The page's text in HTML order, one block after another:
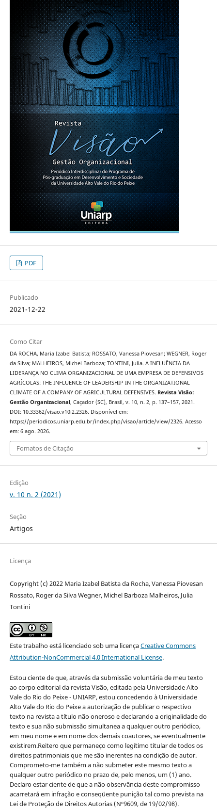
PDF
Publicado
2021-12-22
Como Citar
DA ROCHA, Maria Izabel Batista; ROSSATO, Vanessa Piovesan; WEGNER, Roger
da Silva; MALHEIROS, Michel Barboza; TONTINI, Julia. A INFLUÊNCIA DA
LIDERANÇA NO CLIMA ORGANIZACIONAL DE UMA EMPRESA DE DEFENSIVOS
AGRÍCOLAS: THE INFLUENCE OF LEADERSHIP IN THE ORGANIZATIONAL
CLIMATE OF A COMPANY OF AGRICULTURAL DEFENSIVES. Revista Visão:
Gestão Organizacional, Caçador (SC), Brasil, v. 10, n. 2, p. 137–157, 2021.
DOI: 10.33362/visao.v10i2.2326. Disponível em:
https://periodicos.uniarp.edu.br/index.php/visao/article/view/2326. Acesso
em: 6 ago. 2026.
Fomatos de Citação
Edição
v. 10 n. 2 (2021)
Seção
Artigos
Licença
Copyright (c) 2022 Maria Izabel Batista da Rocha, Vanessa Piovesan
Rossato, Roger da Silva Wegner, Michel Barboza Malheiros, Julia
Tontini
Este trabalho está licenciado sob uma licençaCreative Commons
Attribution-NonCommercial 4.0 International License.
Estou ciente de que, através da submissão voluntária de meu texto
ao corpo editorial da revista Visão, editada pela Universidade Alto
Vale do Rio do Peixe - UNIARP, estou concedendo à Universidade
Alto Vale do Rio do Peixe a autorização de publicar o respectivo
texto na revista a título não oneroso e declarando a originalidade do
texto e sua não submissão simultanea a qualquer outro periódico,
em meu nome e em nome dos demais coautores, se eventualmente
existirem.Reitero que permaneço como legítimo titular de todos os
direitos patrimoniais que me são inerentes na condição de autor.
Comprometo-me também a não submeter este mesmo texto a
qualquer outro periódico no prazo de, pelo menos, um (1) ano.
Declaro estar ciente de que a não observância deste compromisso
acarretará em infração e conseqüente punição tal como prevista na
Lei de Proteção de Direitos Autorias (Nº9609, de 19/02/98).